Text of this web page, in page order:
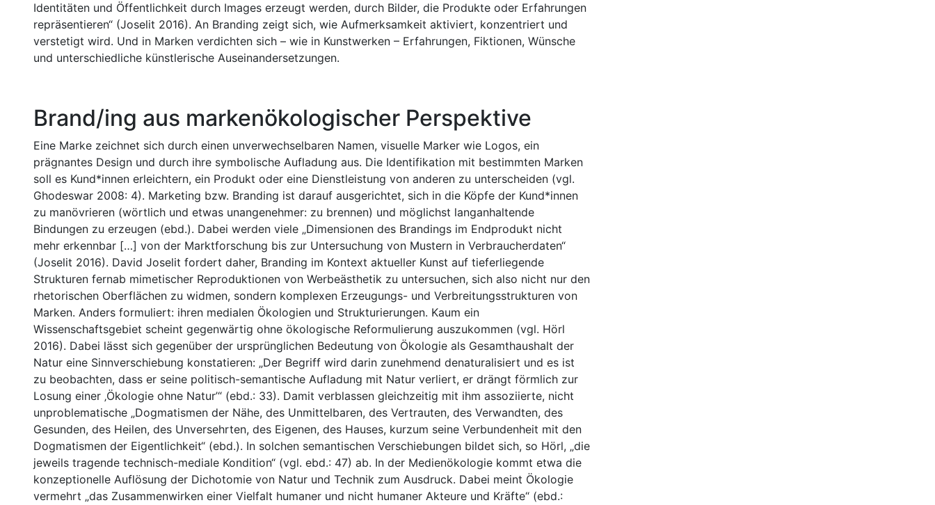
Identitäten und Öffentlichkeit durch Images erzeugt werden, durch Bilder, die Produkte oder Erfahrungen
repräsentieren“ (Joselit 2016). An Branding zeigt sich, wie Aufmerksamkeit aktiviert, konzentriert und
verstetigt wird. Und in Marken verdichten sich – wie in Kunstwerken – Erfahrungen, Fiktionen, Wünsche
und unterschiedliche künstlerische Auseinandersetzungen.
Brand/ing aus markenökologischer Perspektive
Eine Marke zeichnet sich durch einen unverwechselbaren Namen, visuelle Marker wie Logos, ein
prägnantes Design und durch ihre symbolische Aufladung aus. Die Identifikation mit bestimmten Marken
soll es Kund*innen erleichtern, ein Produkt oder eine Dienstleistung von anderen zu unterscheiden (vgl.
Ghodeswar 2008: 4). Marketing bzw. Branding ist darauf ausgerichtet, sich in die Köpfe der Kund*innen
zu manövrieren (wörtlich und etwas unangenehmer: zu brennen) und möglichst langanhaltende
Bindungen zu erzeugen (ebd.). Dabei werden viele „Dimensionen des Brandings im Endprodukt nicht
mehr erkennbar […] von der Marktforschung bis zur Untersuchung von Mustern in Verbraucherdaten“
(Joselit 2016). David Joselit fordert daher, Branding im Kontext aktueller Kunst auf tieferliegende
Strukturen fernab mimetischer Reproduktionen von Werbeästhetik zu untersuchen, sich also nicht nur den
rhetorischen Oberflächen zu widmen, sondern komplexen Erzeugungs- und Verbreitungsstrukturen von
Marken. Anders formuliert: ihren medialen Ökologien und Strukturierungen. Kaum ein
Wissenschaftsgebiet scheint gegenwärtig ohne ökologische Reformulierung auszukommen (vgl. Hörl
2016). Dabei lässt sich gegenüber der ursprünglichen Bedeutung von Ökologie als Gesamthaushalt der
Natur eine Sinnverschiebung konstatieren: „Der Begriff wird darin zunehmend denaturalisiert und es ist
zu beobachten, dass er seine politisch-semantische Aufladung mit Natur verliert, er drängt förmlich zur
Losung einer ‚Ökologie ohne Natur’“ (ebd.: 33). Damit verblassen gleichzeitig mit ihm assoziierte, nicht
unproblematische „Dogmatismen der Nähe, des Unmittelbaren, des Vertrauten, des Verwandten, des
Gesunden, des Heilen, des Unversehrten, des Eigenen, des Hauses, kurzum seine Verbundenheit mit den
Dogmatismen der Eigentlichkeit“ (ebd.). In solchen semantischen Verschiebungen bildet sich, so Hörl, „die
jeweils tragende technisch-mediale Kondition“ (vgl. ebd.: 47) ab. In der Medienökologie kommt etwa die
konzeptionelle Auflösung der Dichotomie von Natur und Technik zum Ausdruck. Dabei meint Ökologie
vermehrt „das Zusammenwirken einer Vielfalt humaner und nicht humaner Akteure und Kräfte“ (ebd.: